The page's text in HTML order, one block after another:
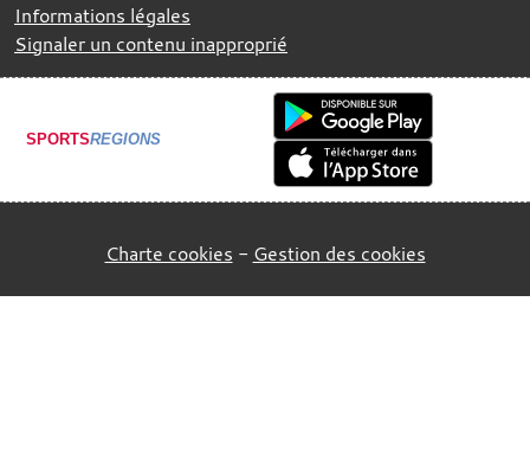
Informations légales
Signaler un contenu inapproprié
SPORTSREGIONS
Charte cookies Gestion des cookies